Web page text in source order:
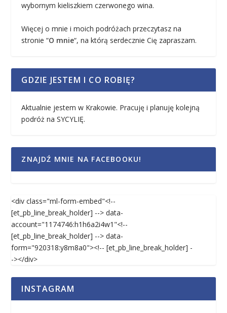
wybornym kieliszkiem czerwonego wina.
Więcej o mnie i moich podróżach przeczytasz na
stronie “O mnie“, na którą serdecznie Cię zapraszam.
GDZIE JESTEM I CO ROBIĘ?
Aktualnie jestem w Krakowie. Pracuję i planuję kolejną
podróż na SYCYLIĘ.
ZNAJDŹ MNIE NA FACEBOOKU!
<div class="ml-form-embed"<!--
[et_pb_line_break_holder] --> data-
account="1174746:h1h6a2i4w1"<!--
[et_pb_line_break_holder] --> data-
form="920318:y8m8a0"><!-- [et_pb_line_break_holder] -
-></div>
INSTAGRAM